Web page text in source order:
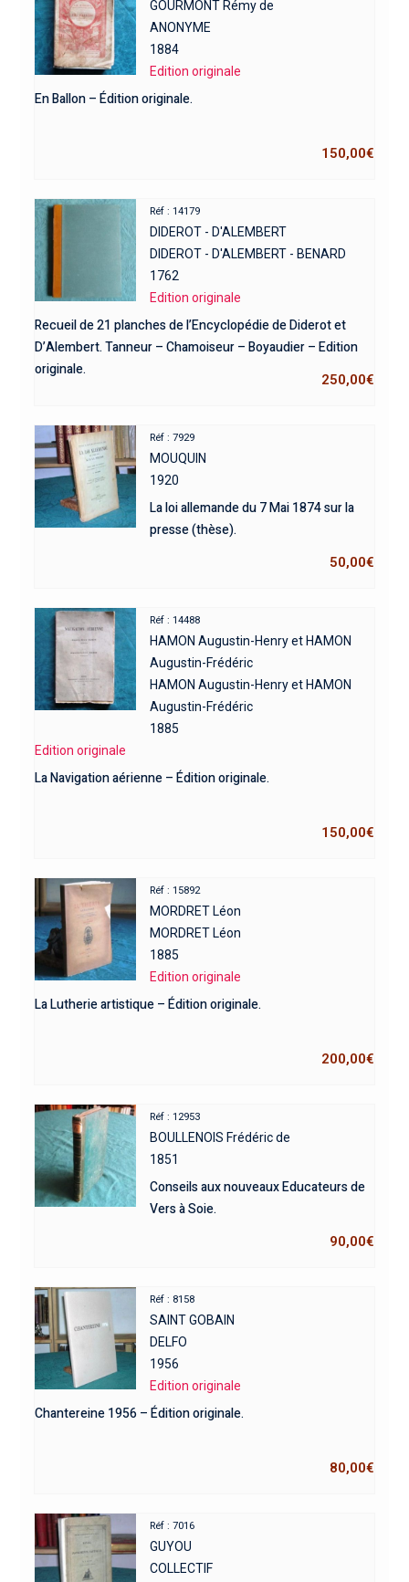
GOURMONT Rémy de
ANONYME
1884
Edition originale
En Ballon – Édition originale.
150,00€
Réf : 14179
DIDEROT - D'ALEMBERT
DIDEROT - D'ALEMBERT - BENARD
1762
Edition originale
Recueil de 21 planches de l’Encyclopédie de Diderot et
D’Alembert. Tanneur – Chamoiseur – Boyaudier – Edition
originale.
250,00€
Réf : 7929
MOUQUIN
1920
La loi allemande du 7 Mai 1874 sur la
presse (thèse).
50,00€
Réf : 14488
HAMON Augustin-Henry et HAMON
Augustin-Frédéric
HAMON Augustin-Henry et HAMON
Augustin-Frédéric
1885
Edition originale
La Navigation aérienne – Édition originale.
150,00€
Réf : 15892
MORDRET Léon
MORDRET Léon
1885
Edition originale
La Lutherie artistique – Édition originale.
200,00€
Réf : 12953
BOULLENOIS Frédéric de
1851
Conseils aux nouveaux Educateurs de
Vers à Soie.
90,00€
Réf : 8158
SAINT GOBAIN
DELFO
1956
Edition originale
Chantereine 1956 – Édition originale.
80,00€
Réf : 7016
GUYOU
COLLECTIF